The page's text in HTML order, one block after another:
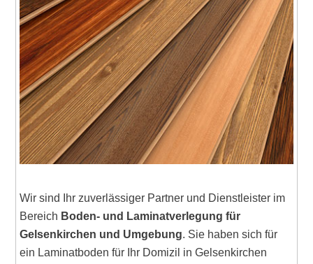
Wir sind Ihr zuverlässiger Partner und Dienstleister im
Bereich Boden- und Laminatverlegung für
Gelsenkirchen und Umgebung. Sie haben sich für
ein Laminatboden für Ihr Domizil in Gelsenkirchen